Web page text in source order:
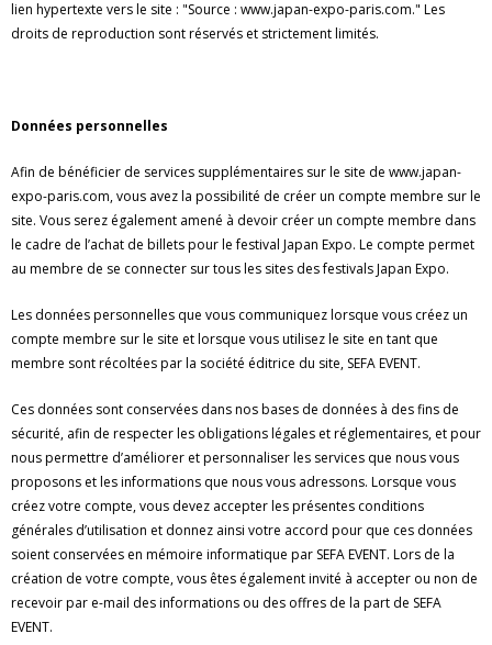
lien hypertexte vers le site : "Source : www.japan-expo-paris.com." Les
droits de reproduction sont réservés et strictement limités.
Données personnelles
Afin de bénéficier de services supplémentaires sur le site de www.japan-
expo-paris.com, vous avez la possibilité de créer un compte membre sur le
site. Vous serez également amené à devoir créer un compte membre dans
le cadre de l’achat de billets pour le festival Japan Expo. Le compte permet
au membre de se connecter sur tous les sites des festivals Japan Expo.
Les données personnelles que vous communiquez lorsque vous créez un
compte membre sur le site et lorsque vous utilisez le site en tant que
membre sont récoltées par la société éditrice du site, SEFA EVENT.
Ces données sont conservées dans nos bases de données à des fins de
sécurité, afin de respecter les obligations légales et réglementaires, et pour
nous permettre d’améliorer et personnaliser les services que nous vous
proposons et les informations que nous vous adressons. Lorsque vous
créez votre compte, vous devez accepter les présentes conditions
générales d’utilisation et donnez ainsi votre accord pour que ces données
soient conservées en mémoire informatique par SEFA EVENT. Lors de la
création de votre compte, vous êtes également invité à accepter ou non de
recevoir par e-mail des informations ou des offres de la part de SEFA
EVENT.